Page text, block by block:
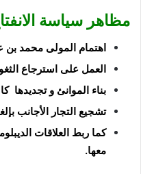
مظاهر سياسة
اهتمام المولى محمد بن
العمل على استرجاع
بناء الموانئ و تجديدها
تشجيع التجار الأجانب
كما ربط العلاقات
معها.